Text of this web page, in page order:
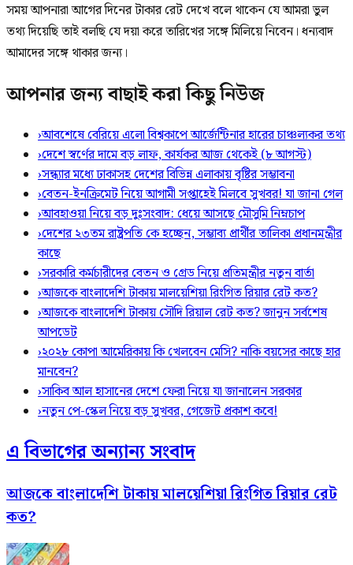
সময় আপনারা আগের দিনের টাকার রেট দেখে বলে থাকেন যে আমরা ভুল
তথ্য দিয়েছি তাই বলছি যে দয়া করে তারিখের সঙ্গে মিলিয়ে নিবেন। ধন্যবাদ
আমাদের সঙ্গে থাকার জন্য।
আপনার জন্য বাছাই করা কিছু নিউজ
›আবশেষে বেরিয়ে এলো বিশ্বকাপে আর্জেন্টিনার হারের চাঞ্চল্যকর তথ্য
›দেশে স্বর্ণের দামে বড় লাফ, কার্যকর আজ থেকেই (৮ আগস্ট)
›সন্ধ্যার মধ্যে ঢাকাসহ দেশের বিভিন্ন এলাকায় বৃষ্টির সম্ভাবনা
›বেতন-ইনক্রিমেট নিয়ে আগামী সপ্তাহেই মিলবে সুখবর! যা জানা গেল
›আবহাওয়া নিয়ে বড় দুঃসংবাদ: ধেয়ে আসছে মৌসুমি নিম্নচাপ
›দেশের ২৩তম রাষ্ট্রপতি কে হচ্ছেন, সম্ভাব্য প্রার্থীর তালিকা প্রধানমন্ত্রীর
কাছে
›সরকারি কর্মচারীদের বেতন ও গ্রেড নিয়ে প্রতিমন্ত্রীর নতুন বার্তা
›আজকে বাংলাদেশি টাকায় মালয়েশিয়া রিংগিত রিয়ার রেট কত?
›আজকে বাংলাদেশি টাকায় সৌদি রিয়াল রেট কত? জানুন সর্বশেষ
আপডেট
›২০২৮ কোপা আমেরিকায় কি খেলবেন মেসি? নাকি বয়সের কাছে হার
মানবেন?
›সাকিব আল হাসানের দেশে ফেরা নিয়ে যা জানালেন সরকার
›নতুন পে-স্কেল নিয়ে বড় সুখবর, গেজেট প্রকাশ কবে!
এ বিভাগের অন্যান্য সংবাদ
আজকে বাংলাদেশি টাকায় মালয়েশিয়া রিংগিত রিয়ার রেট
কত?